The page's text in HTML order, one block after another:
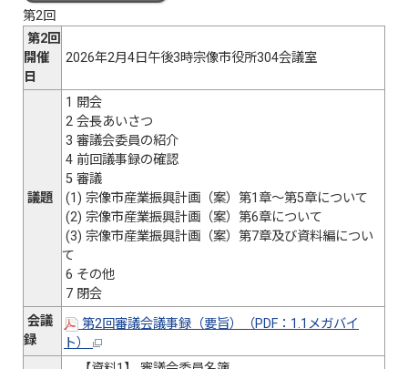
第2回
第2回
開催
日
2026年2月4日午後3時宗像市役所304会議室
議題
1 開会
2 会長あいさつ
3 審議会委員の紹介
4 前回議事録の確認
5 審議
(1) 宗像市産業振興計画（案）第1章～第5章について
(2) 宗像市産業振興計画（案）第6章について
(3) 宗像市産業振興計画（案）第7章及び資料編につい
て
6 その他
7 閉会
会議
録
第2回審議会議事録（要旨）（PDF：1.1メガバイ
ト）